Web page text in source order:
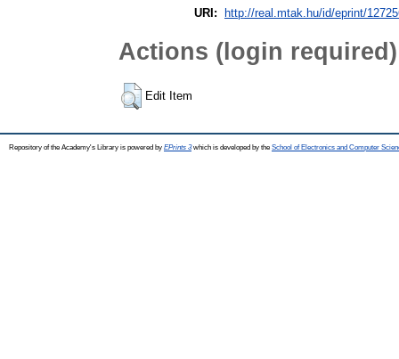
URI:
http://real.mtak.hu/id/eprint/
Actions (login required)
Edit Item
Repository of the Academy's Library is powered by EPrints 3which is developed by the School of Electronics and Computer